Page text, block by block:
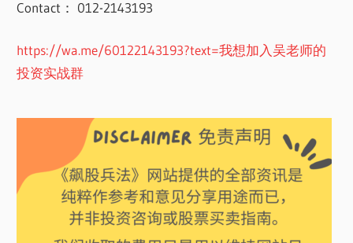
Contact： 012-2143193
https://wa.me/60122143193?text=我想加入吴老师的
投资实战群